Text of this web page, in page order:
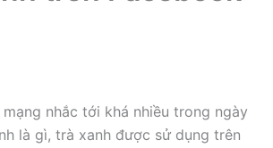
nhắc tới khá nhiều trong ngày
là gì, trà xanh được sử dụng trên